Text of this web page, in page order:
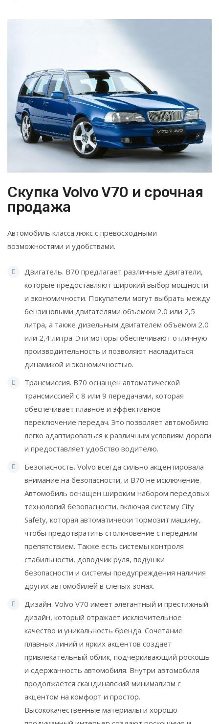
Скупка Volvo V70 и срочная
продажа
Автомобиль класса люкс с превосходными
возможностями и удобствами.
Двигатель. В70 предлагает различные двигатели,
которые предоставляют широкий выбор мощности
и экономичности. Покупатели могут выбрать между
бензиновыми двигателями объемом 2,0 или 2,5
литра, а также дизельным двигателем объемом 2,0
или 2,4 литра. Эти моторы обеспечивают отличную
производительность и позволяют насладиться
динамикой и экономичностью.
Трансмиссия. В70 оснащен автоматической
трансмиссией с 8 или 9 передачами, которая
обеспечивает плавное и эффективное
переключение передач. Это позволяет автомобилю
легко адаптироваться к различным условиям дороги
и предоставляет удобство водителю.
Безопасность. Volvo всегда сильно акцентировала
внимание на безопасности, и В70 не исключение.
Автомобиль оснащен широким набором передовых
технологий безопасности, включая систему City
Safety, которая автоматически тормозит машину,
чтобы предотвратить столкновение с передним
препятствием. Также есть системы контроля
стабильности, доводчик руля, подушки
безопасности и системы предупреждения наличия
других автомобилей в слепых зонах.
Дизайн. Volvo V70 имеет элегантный и престижный
дизайн, который отражает исключительное
качество и уникальность бренда. Сочетание
плавных линий и ярких акцентов создает
привлекательный облик, подчеркивающий роскошь
и сдержанность автомобиля. Внутри автомобиля
продолжается скандинавский минимализм с
акцентом на комфорт и простор.
Высококачественные материалы и хорошо